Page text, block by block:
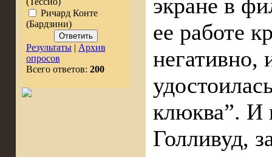
Ричард Конте
(Бардзини)
Результаты| Архив
опросов
Всего ответов: 200
экране в
ее работе
негативно,
клюква”. И
Голливуд,